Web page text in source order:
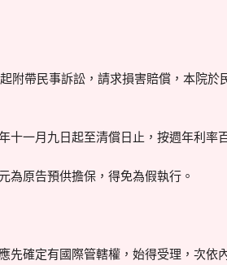
附帶民事訴訟，請求損害賠償，本院於
十一月九日起至清償日止，按週年利率
為原告預供擔保，得免為假執行。
先確定有國際管轄權，始得受理，次依